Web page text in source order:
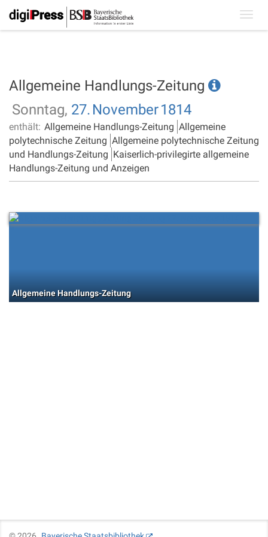
Allgemeine Handlungs-Zeitung
Sonntag, 27. November1814
enthält: Allgemeine Handlungs-Zeitung Allgemeine
polytechnische Zeitung Allgemeine polytechnische Zeitung
und Handlungs-Zeitung Kaiserlich-privilegirte allgemeine
Handlungs-Zeitung und Anzeigen
Allgemeine Handlungs-Zeitung